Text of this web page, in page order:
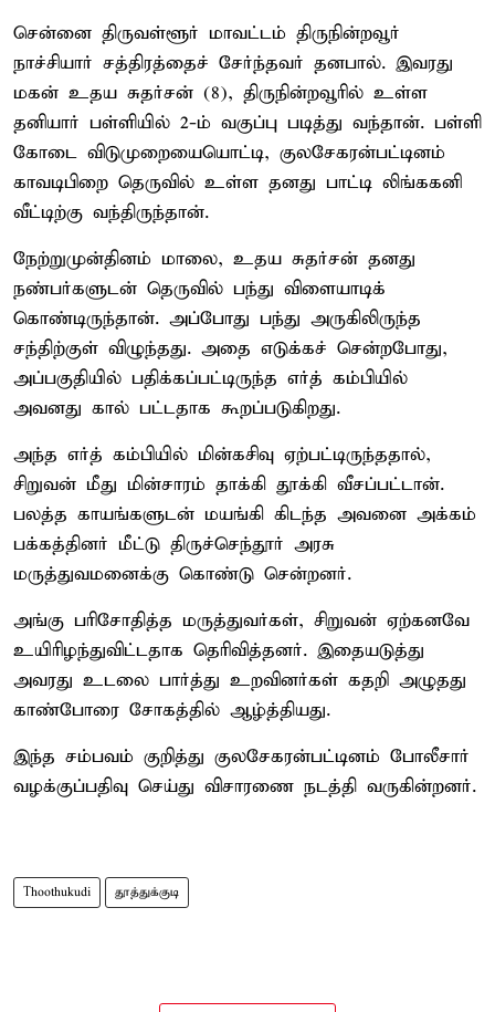
சென்னை திருவள்ளூர் மாவட்டம் திருநின்றவூர்
நாச்சியார் சத்திரத்தைச் சேர்ந்தவர் தனபால். இவரது
மகன் உதய சுதர்சன் (8), திருநின்றவூரில் உள்ள
தனியார் பள்ளியில் 2-ம் வகுப்பு படித்து வந்தான். பள்ளி
கோடை விடுமுறையையொட்டி, குலசேகரன்பட்டினம்
காவடிபிறை தெருவில் உள்ள தனது பாட்டி லிங்ககனி
வீட்டிற்கு வந்திருந்தான்.
நேற்றுமுன்தினம் மாலை, உதய சுதர்சன் தனது
நண்பர்களுடன் தெருவில் பந்து விளையாடிக்
கொண்டிருந்தான். அப்போது பந்து அருகிலிருந்த
சந்திற்குள் விழுந்தது. அதை எடுக்கச் சென்றபோது,
அப்பகுதியில் பதிக்கப்பட்டிருந்த எர்த் கம்பியில்
அவனது கால் பட்டதாக கூறப்படுகிறது.
அந்த எர்த் கம்பியில் மின்கசிவு ஏற்பட்டிருந்ததால்,
சிறுவன் மீது மின்சாரம் தாக்கி தூக்கி வீசப்பட்டான்.
பலத்த காயங்களுடன் மயங்கி கிடந்த அவனை அக்கம்
பக்கத்தினர் மீட்டு திருச்செந்தூர் அரசு
மருத்துவமனைக்கு கொண்டு சென்றனர்.
அங்கு பரிசோதித்த மருத்துவர்கள், சிறுவன் ஏற்கனவே
உயிரிழந்துவிட்டதாக தெரிவித்தனர். இதையடுத்து
அவரது உடலை பார்த்து உறவினர்கள் கதறி அழுதது
காண்போரை சோகத்தில் ஆழ்த்தியது.
இந்த சம்பவம் குறித்து குலசேகரன்பட்டினம் போலீசார்
வழக்குப்பதிவு செய்து விசாரணை நடத்தி வருகின்றனர்.
Thoothukudi தூத்துக்குடி